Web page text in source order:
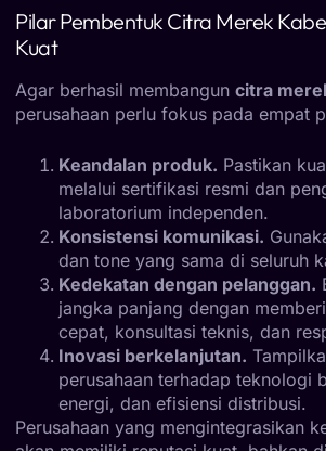
Pilar Pembentuk Citra Merek
Kuat
Agar berhasil membangun citra
perusahaan perlu fokus pada empat
Keandalan produk. Pastikan
melalui sertifikasi resmi dan
laboratorium independen.
Konsistensi komunikasi.
dan tone yang sama di seluruh
Kedekatan dengan pelanggan.
jangka panjang dengan
cepat, konsultasi teknis, dan
Inovasi berkelanjutan.
perusahaan terhadap teknologi
energi, dan efisiensi distribusi.
Perusahaan yang mengintegrasikan